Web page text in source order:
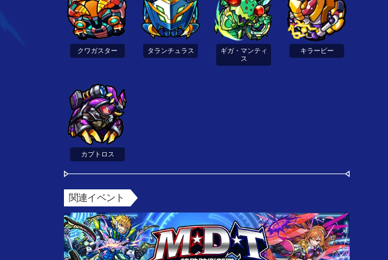
クワガスター タランチュラス
ギガ・マンティ
ス
キラービー
カブトロス
関連イベント